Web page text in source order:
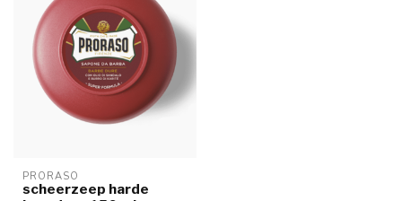
PRORASO
scheerzeep harde